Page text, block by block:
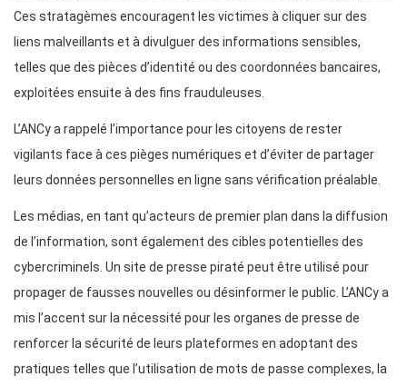
Ces stratagèmes encouragent les victimes à cliquer sur des
liens malveillants et à divulguer des informations sensibles,
telles que des pièces d’identité ou des coordonnées bancaires,
exploitées ensuite à des fins frauduleuses.
L’ANCy a rappelé l’importance pour les citoyens de rester
vigilants face à ces pièges numériques et d’éviter de partager
leurs données personnelles en ligne sans vérification préalable.
Les médias, en tant qu’acteurs de premier plan dans la diffusion
de l’information, sont également des cibles potentielles des
cybercriminels. Un site de presse piraté peut être utilisé pour
propager de fausses nouvelles ou désinformer le public. L’ANCy a
mis l’accent sur la nécessité pour les organes de presse de
renforcer la sécurité de leurs plateformes en adoptant des
pratiques telles que l’utilisation de mots de passe complexes, la